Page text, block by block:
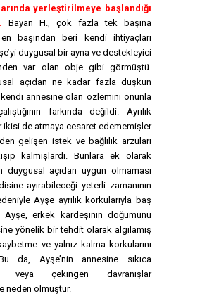
yerleştirilmeye başlandığı
Bayan H., çok fazla tek başına
en başından beri kendi ihtiyaçları
duygusal bir ayna ve destekleyici
var olan obje gibi görmüştü.
açıdan ne kadar fazla düşkün
annesine olan özlemini onunla
farkında değildi. Ayrılık
ikisi de atmaya cesaret edememişler
gelişen istek ve bağlılık arzuları
kalmışlardı. Bunlara ek olarak
duygusal açıdan uygun olmaması
ayırabileceği yeterli zamanının
Ayşe ayrılık korkularıyla baş
Ayşe, erkek kardeşinin doğumunu
yönelik bir tehdit olarak algılamış
ve yalnız kalma korkularını
Bu da, Ayşe’nin annesine sıkıca
veya çekingen davranışlar
neden olmuştur.